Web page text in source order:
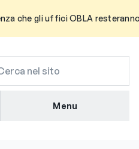
che gli uffici OBLA resteranno
Menu